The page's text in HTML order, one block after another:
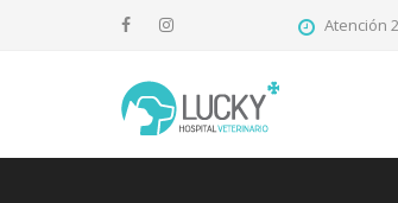
Atención